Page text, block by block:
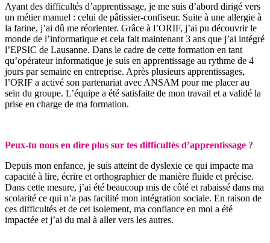
Ayant des difficultés d’apprentissage, je me suis d’abord dirigé vers
un métier manuel : celui de pâtissier-confiseur. Suite à une allergie à
la farine, j’ai dû me réorienter. Grâce à l’ORIF, j’ai pu découvrir le
monde de l’informatique et cela fait maintenant 3 ans que j’ai intégré
l’EPSIC de Lausanne. Dans le cadre de cette formation en tant
qu’opérateur informatique je suis en apprentissage au rythme de 4
jours par semaine en entreprise. Après plusieurs apprentissages,
l’ORIF a activé son partenariat avec ANSAM pour me placer au
sein du groupe. L’équipe a été satisfaite de mon travail et a validé la
prise en charge de ma formation.
Peux-tu nous en dire plus sur tes difficultés d’apprentissage ?
Depuis mon enfance, je suis atteint de dyslexie ce qui impacte ma
capacité à lire, écrire et orthographier de manière fluide et précise.
Dans cette mesure, j’ai été beaucoup mis de côté et rabaissé dans ma
scolarité ce qui n’a pas facilité mon intégration sociale. En raison de
ces difficultés et de cet isolement, ma confiance en moi a été
impactée et j’ai du mal à aller vers les autres.